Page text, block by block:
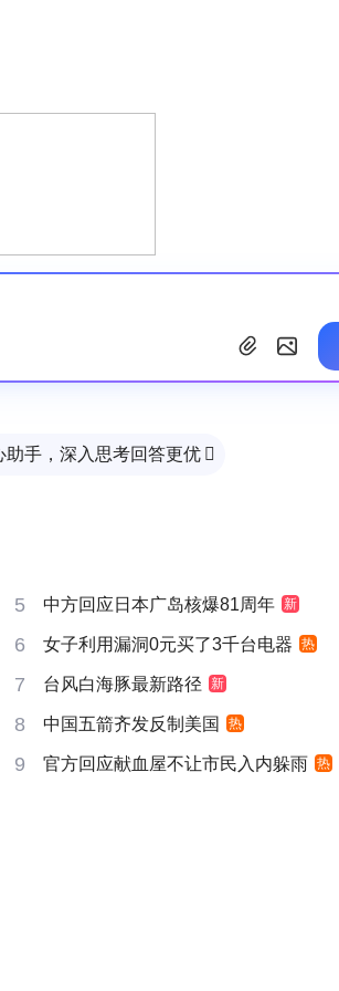
助手，深入思考回答更优 
5 中方回应日本广岛核爆81周年 新
6 女子利用漏洞0元买了3千台电器 热
7 台风白海豚最新路径 新
8 中国五箭齐发反制美国 热
9 官方回应献血屋不让市民入内躲雨 热